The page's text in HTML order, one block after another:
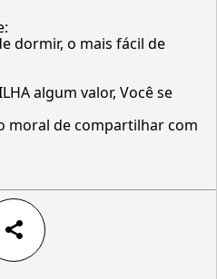
dormir, o mais fácil de
algum valor, Você se
moral de compartilhar com
share